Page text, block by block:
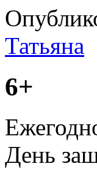
Татьяна
6+
День